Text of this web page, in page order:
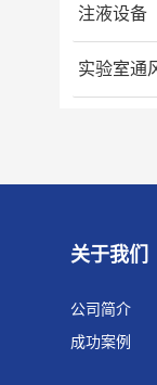
注液设备
实验室通
关于我们
公司简介
成功案例